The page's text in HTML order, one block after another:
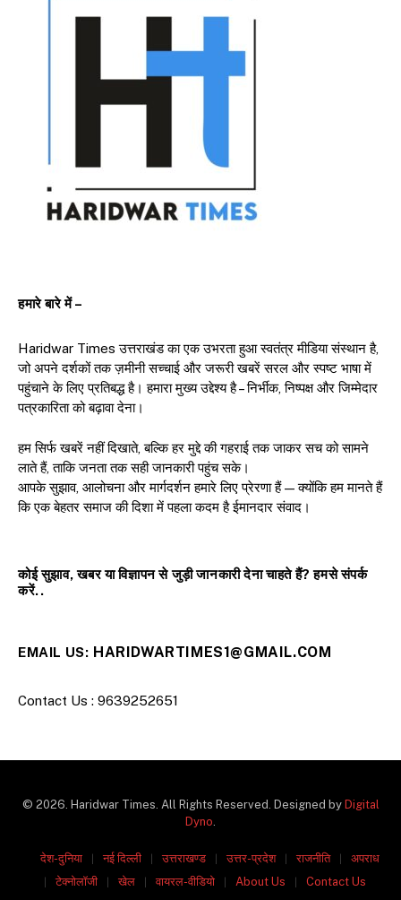
हमारे बारे में –
Haridwar Times उत्तराखंड का एक उभरता हुआ स्वतंत्र मीडिया संस्थान है,
जो अपने दर्शकों तक ज़मीनी सच्चाई और जरूरी खबरें सरल और स्पष्ट भाषा में
पहुंचाने के लिए प्रतिबद्ध है। हमारा मुख्य उद्देश्य है – निर्भीक, निष्पक्ष और जिम्मेदार
पत्रकारिता को बढ़ावा देना।
हम सिर्फ खबरें नहीं दिखाते, बल्कि हर मुद्दे की गहराई तक जाकर सच को सामने
लाते हैं, ताकि जनता तक सही जानकारी पहुंच सके।
आपके सुझाव, आलोचना और मार्गदर्शन हमारे लिए प्रेरणा हैं — क्योंकि हम मानते हैं
कि एक बेहतर समाज की दिशा में पहला कदम है ईमानदार संवाद।
कोई सुझाव, खबर या विज्ञापन से जुड़ी जानकारी देना चाहते हैं? हमसे संपर्क
करें..
EMAIL US: HARIDWARTIMES1@GMAIL.COM
Contact Us : 9639252651
© 2026. Haridwar Times. All Rights Reserved. Designed by Digital
Dyno.
देश-दुनिया नई दिल्ली उत्तराखण्ड उत्तर-प्रदेश राजनीति
अपराध
टेक्नोलॉजी
खेल वायरल-वीडियो About Us Contact Us